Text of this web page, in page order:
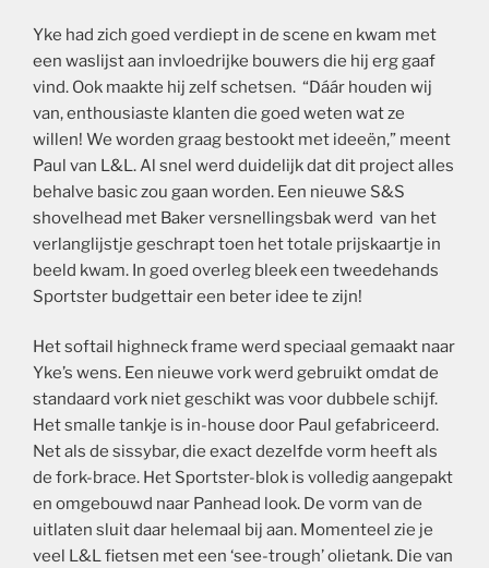
Yke had zich goed verdiept in de scene en kwam met
een waslijst aan invloedrijke bouwers die hij erg gaaf
vind. Ook maakte hij zelf schetsen. “Dáár houden wij
van, enthousiaste klanten die goed weten wat ze
willen! We worden graag bestookt met ideeën,” meent
Paul van L&L. Al snel werd duidelijk dat dit project alles
behalve basic zou gaan worden. Een nieuwe S&S
shovelhead met Baker versnellingsbak werd van het
verlanglijstje geschrapt toen het totale prijskaartje in
beeld kwam. In goed overleg bleek een tweedehands
Sportster budgettair een beter idee te zijn!
Het softail highneck frame werd speciaal gemaakt naar
Yke’s wens. Een nieuwe vork werd gebruikt omdat de
standaard vork niet geschikt was voor dubbele schijf.
Het smalle tankje is in-house door Paul gefabriceerd.
Net als de sissybar, die exact dezelfde vorm heeft als
de fork-brace. Het Sportster-blok is volledig aangepakt
en omgebouwd naar Panhead look. De vorm van de
uitlaten sluit daar helemaal bij aan. Momenteel zie je
veel L&L fietsen met een ‘see-trough’ olietank. Die van